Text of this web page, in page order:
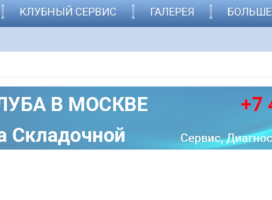
КЛУБНЫЙ СЕРВИС ГАЛЕРЕЯ БОЛЬШЕ